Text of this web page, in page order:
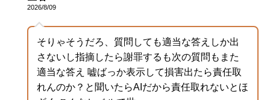
2026/8/09
そりゃそうだろ、質問しても適当な答えしか出
さないし指摘したら謝罪するも次の質問もまた
適当な答え 嘘ばっか表示して損害出たら責任取
れんのか？と聞いたらAIだから責任取れないとほ